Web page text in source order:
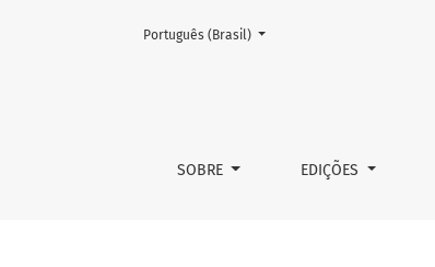
Limitações no atendimento, pelas
SOBRE EDIÇÕES
Mudar o idioma. O atual é:
Português (Brasil)